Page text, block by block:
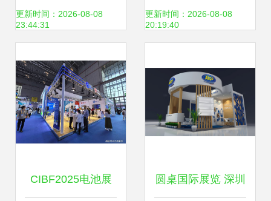
教用品及办公设备
更新时间：2026-08-08
23:44:31
盛大开幕，文旅融
更新时间：2026-08-08
20:19:40
CIBF2025电池展 圆桌国际展览 深圳